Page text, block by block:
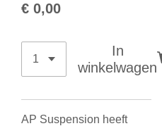
€ 0,00
In
winkelwagen
AP Suspension heeft